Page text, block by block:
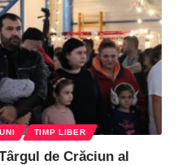
TIMP LIBER
de Crăciun al